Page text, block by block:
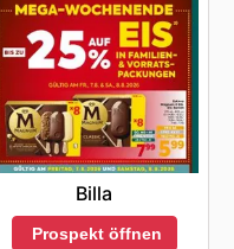
Billa
Prospekt öffnen